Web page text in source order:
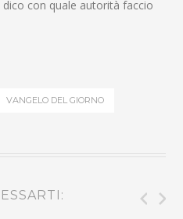
dico con quale autorità faccio
VANGELO DEL GIORNO